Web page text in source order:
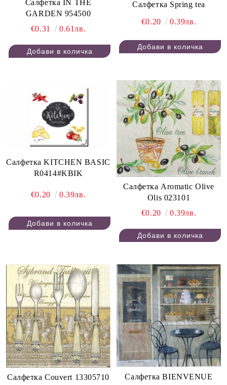
Салфетка IN THE
GARDEN 954500
€0.31
0.61лв.
Салфетка Spring tea
€0.20 0.39лв.
Салфетка KITCHEN BASIC
R0414#KBIK
€0.20 0.39лв.
Салфетка Aromatic Olive
Olis 023101
€0.20
0.39лв.
Салфетка Couvert 13305710 Салфетка BIENVENUE